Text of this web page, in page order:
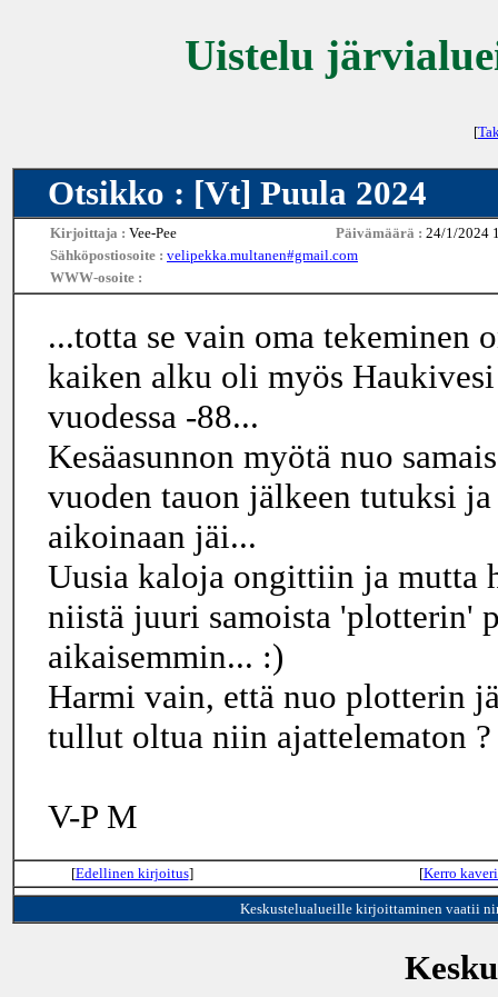
Uistelu
[
Otsikko : [Vt] Puula 2024
Kirjoittaja : Vee-Pee Päivämäärä : 24/1/2024
Sähköpostiosoite : velipekka.multanen#gmail.com
WWW-osoite :
...totta se vain oma tekeminen
kaiken alku oli myös
vuodessa -88...
Kesäasunnon myötä nuo
vuoden tauon jälkeen tutuksi
aikoinaan jäi...
Uusia kaloja ongittiin ja mutta
niistä juuri samoista 'plotterin'
aikaisemmin... :)
Harmi vain, että nuo plotterin
tullut oltua niin ajattelematon
V-P M
[Edellinen kirjoitus] [Kerro
Keskustelualueille kirjoittaminen vaatii